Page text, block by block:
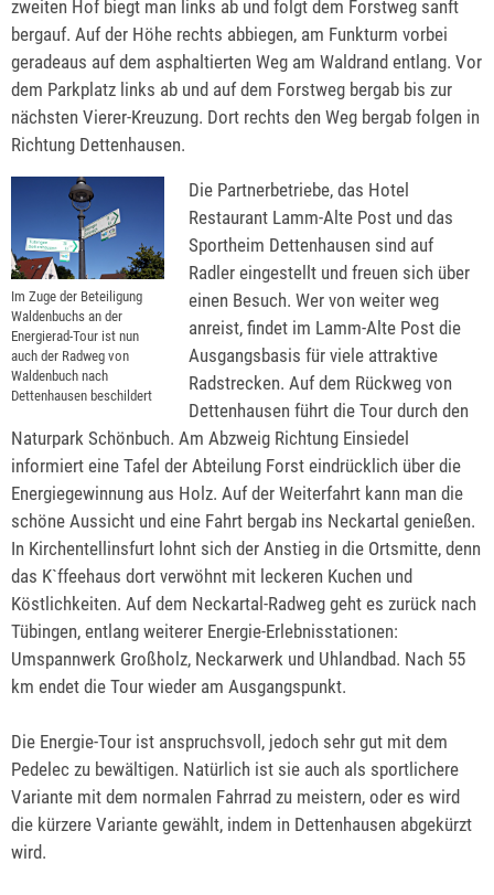
zweiten Hof biegt man links ab und folgt dem Forstweg sanft
bergauf. Auf der Höhe rechts abbiegen, am Funkturm vorbei
geradeaus auf dem asphaltierten Weg am Waldrand entlang. Vor
dem Parkplatz links ab und auf dem Forstweg bergab bis zur
nächsten Vierer-Kreuzung. Dort rechts den Weg bergab folgen in
Richtung Dettenhausen.
Im Zuge der Beteiligung
Waldenbuchs an der
Energierad-Tour ist nun
auch der Radweg von
Waldenbuch nach
Dettenhausen beschildert
Die Partnerbetriebe, das Hotel
Restaurant Lamm-Alte Post und das
Sportheim Dettenhausen sind auf
Radler eingestellt und freuen sich über
einen Besuch. Wer von weiter weg
anreist, findet im Lamm-Alte Post die
Ausgangsbasis für viele attraktive
Radstrecken. Auf dem Rückweg von
Dettenhausen führt die Tour durch den
Naturpark Schönbuch. Am Abzweig Richtung Einsiedel
informiert eine Tafel der Abteilung Forst eindrücklich über die
Energiegewinnung aus Holz. Auf der Weiterfahrt kann man die
schöne Aussicht und eine Fahrt bergab ins Neckartal genießen.
In Kirchentellinsfurt lohnt sich der Anstieg in die Ortsmitte, denn
das K`ffeehaus dort verwöhnt mit leckeren Kuchen und
Köstlichkeiten. Auf dem Neckartal-Radweg geht es zurück nach
Tübingen, entlang weiterer Energie-Erlebnisstationen:
Umspannwerk Großholz, Neckarwerk und Uhlandbad. Nach 55
km endet die Tour wieder am Ausgangspunkt.
Die Energie-Tour ist anspruchsvoll, jedoch sehr gut mit dem
Pedelec zu bewältigen. Natürlich ist sie auch als sportlichere
Variante mit dem normalen Fahrrad zu meistern, oder es wird
die kürzere Variante gewählt, indem in Dettenhausen abgekürzt
wird.